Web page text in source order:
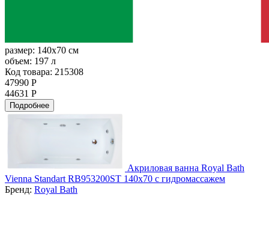
размер: 140x70 см
объем: 197 л
Код товара: 215308
47990 Р
44631 Р
Подробнее
Акриловая ванна Royal Bath
Vienna Standart RB953200ST 140х70 с гидромассажем
Бренд: Royal Bath